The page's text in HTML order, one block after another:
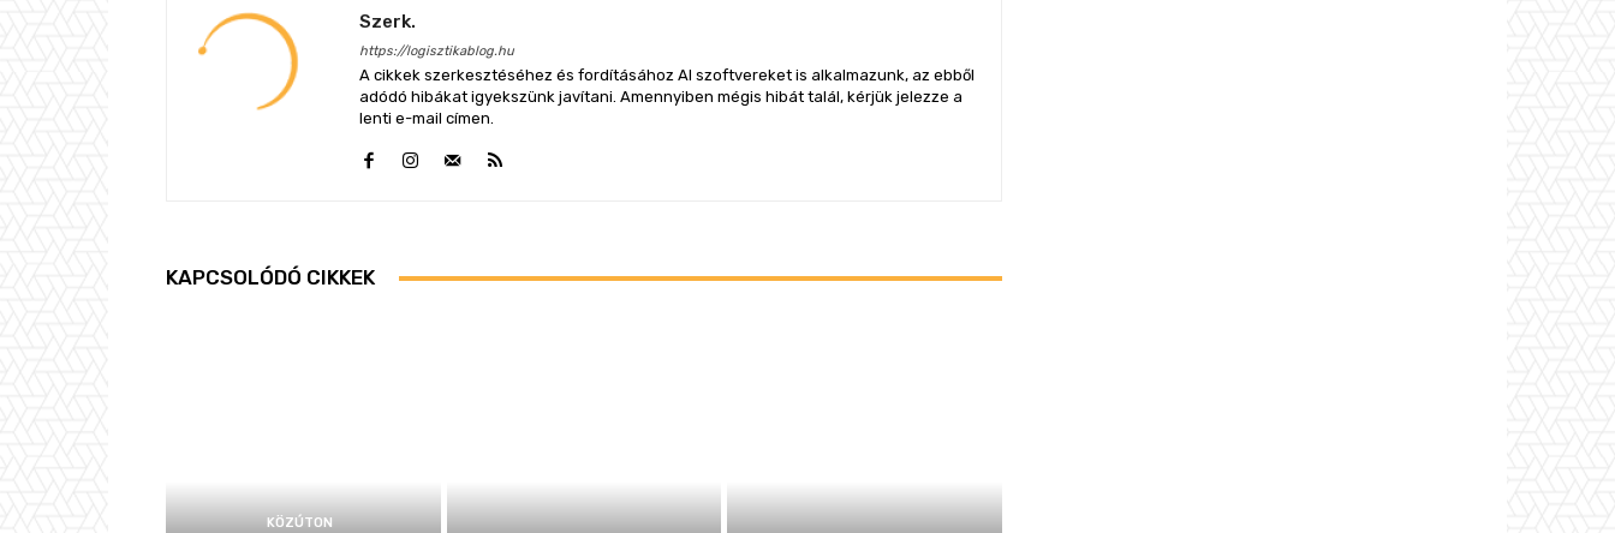
Szerk.
https://logisztikablog.hu
A cikkek szerkesztéséhez és fordításához AI szoftvereket is alkalmazunk, az ebből
adódó hibákat igyekszünk javítani. Amennyiben mégis hibát talál, kérjük jelezze a
lenti e-mail címen.
KAPCSOLÓDÓ CIKKEK
KÖZÚTON